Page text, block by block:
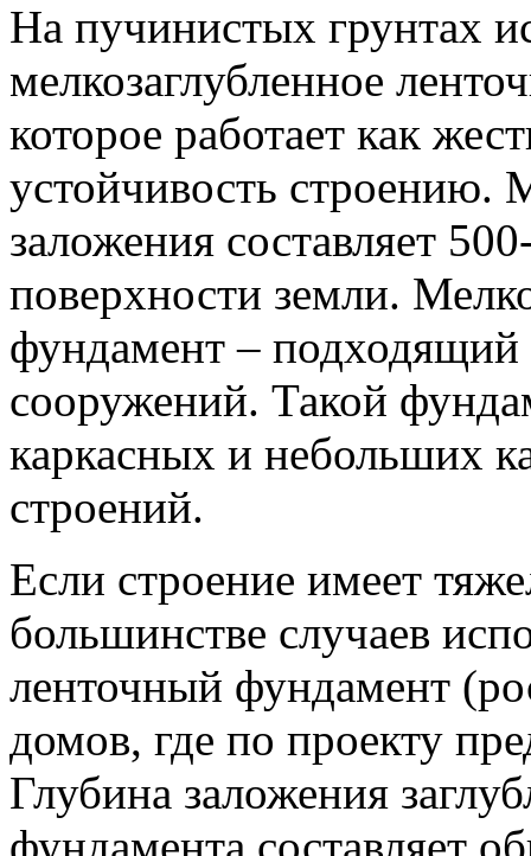
На пучинистых грунтах
мелкозаглубленное
которое работает как
устойчивость строению.
заложения составляет
поверхности земли.
фундамент – подходящий
сооружений. Такой
каркасных и небольших
строений.
Если строение имеет
большинстве случаев
ленточный фундамент
домов, где по проекту
Глубина заложения